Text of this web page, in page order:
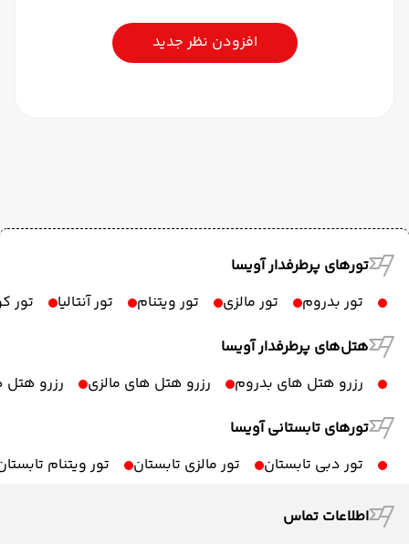
افزودن نظر جدید
تورهای پرطرفدار آویسا
تور بدروم
تور مالزی تور ویتنام تور آنتالیا
تور
هتل‌های پرطرفدار آویسا
رزرو هتل های بدروم
رزرو هتل های مالزی
رزرو هتل
تورهای تابستانی آویسا
تور دبی تابستان
تور مالزی تابستان تور ویتنام
اطلاعات تماس